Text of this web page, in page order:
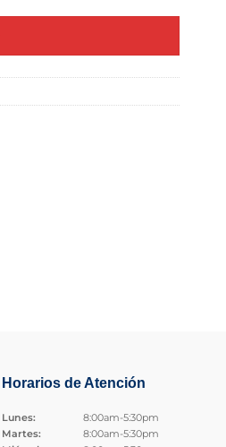
Horarios de Atención
Lunes:
8:00am-5:30pm
Martes:
8:00am-5:30pm